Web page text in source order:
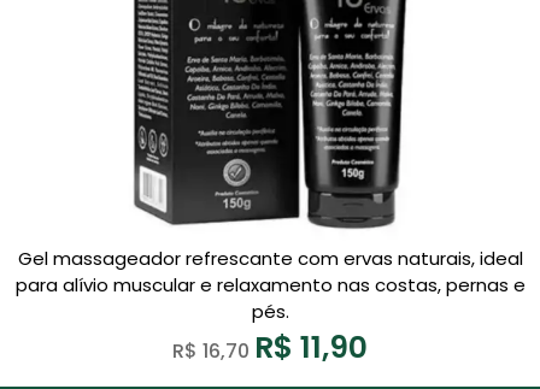
Gel massageador refrescante com ervas naturais, ideal
para alívio muscular e relaxamento nas costas, pernas e
pés.
R$ 16,70 R$ 11,90